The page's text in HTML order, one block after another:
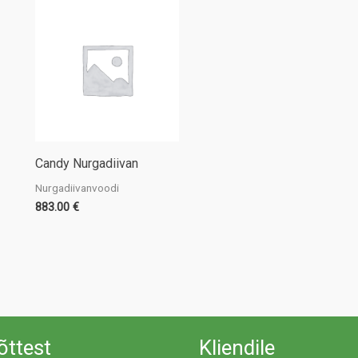
Candy Nurgadiivan
Nurgadiivanvoodi
883.00 €
Kliendile